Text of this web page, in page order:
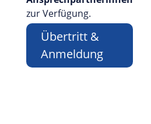
zur Verfügung.
Übertritt &
Anmeldung